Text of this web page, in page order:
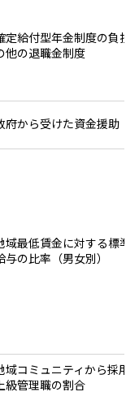
定給付型年金制度の負担
他の退職金制度
府から受けた資金援助
域最低賃金に対する標準
与の比率（男女別）
域コミュニティから採用
級管理職の割合